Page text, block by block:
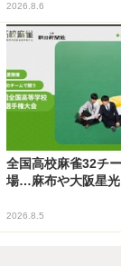
2026.8.6
全国高校麻雀32チ
場…麻布や大阪星光
2026.8.5